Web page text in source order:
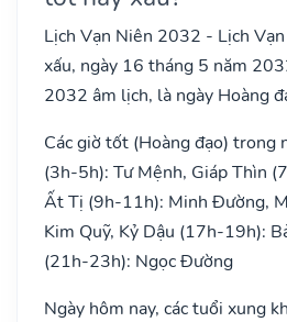
Lịch Vạn Niên 2032 - Lịch
xấu, ngày 16 tháng 5 năm
2032 âm lịch, là ngày Hoàng
Các giờ tốt (Hoàng đạo) trong
(3h-5h): Tư Mệnh, Giáp Thìn
Ất Tị (9h-11h): Minh Đường,
Kim Quỹ, Kỷ Dậu (17h-19h):
(21h-23h): Ngọc Đường
Ngày hôm nay, các tuổi xung